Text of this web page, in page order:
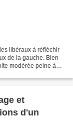
libéraux à réfléchir
de la gauche. Bien
modérée peine à
et
d'un